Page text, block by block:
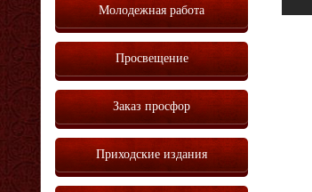
Молодежная работа
Просвещение
Заказ просфор
Приходские издания